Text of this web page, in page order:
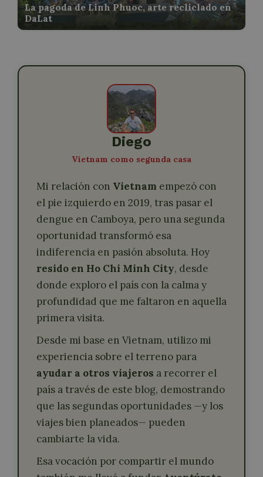
La pagoda de Linh Phuoc, arte recliclado en
DaLat
Diego
Vietnam como segunda casa
Mi relación con Vietnam empezó con
el pie izquierdo en 2019, tras pasar el
dengue en Camboya, pero una segunda
oportunidad transformó esa
indiferencia en pasión absoluta. Hoy
resido en Ho Chi Minh City, desde
donde exploro el país con la calma y
profundidad que me faltaron en aquella
primera visita.
Desde mi base en Vietnam, utilizo mi
experiencia sobre el terreno para
ayudar a otros viajeros a recorrer el
país a través de este blog, demostrando
que las segundas oportunidades —y los
viajes bien planeados— pueden
cambiarte la vida.
Esa vocación por compartir el mundo